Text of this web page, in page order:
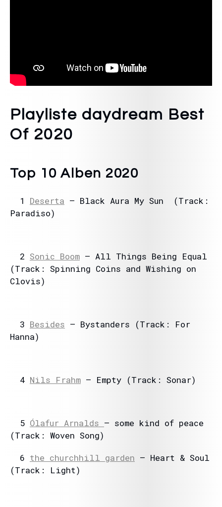
Playliste daydream Best
Of 2020
Top 10 Alben 2020
1 Deserta – Black Aura My Sun (Track:
Paradiso)
2 Sonic Boom – All Things Being Equal
(Track: Spinning Coins and Wishing on
Clovis)
3 Besides – Bystanders (Track: For
Hanna)
4 Nils Frahm – Empty (Track: Sonar)
5 Ólafur Arnalds – some kind of peace
(Track: Woven Song)
6 the churchhill garden – Heart & Soul
(Track: Light)